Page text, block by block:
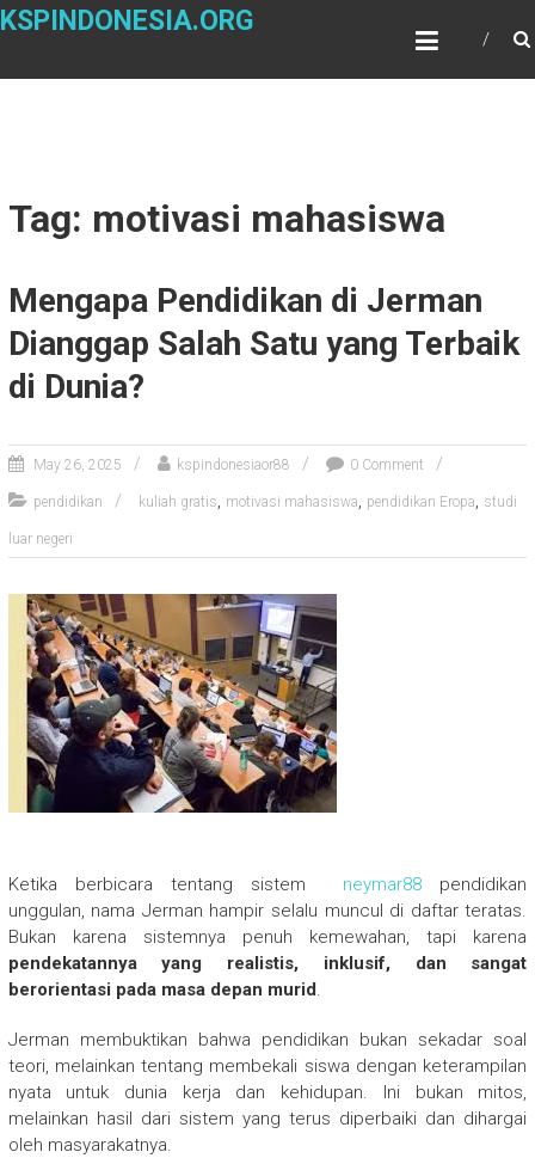
Skip
KSPINDONESIA.ORG
Tag: motivasi mahasiswa
Mengapa Pendidikan di Jerman
Dianggap Salah Satu yang Terbaik
di Dunia?
May 26, 2025 kspindonesiaor88 0 Comment
pendidikan kuliah gratis, motivasi mahasiswa, pendidikan Eropa, studi
luar negeri
Ketika berbicara tentang sistem neymar88 pendidikan
unggulan, nama Jerman hampir selalu muncul di daftar teratas.
Bukan karena sistemnya penuh kemewahan, tapi karena
pendekatannya yang realistis, inklusif, dan sangat
berorientasi pada masa depan murid.
Jerman membuktikan bahwa pendidikan bukan sekadar soal
teori, melainkan tentang membekali siswa dengan keterampilan
nyata untuk dunia kerja dan kehidupan. Ini bukan mitos,
melainkan hasil dari sistem yang terus diperbaiki dan dihargai
oleh masyarakatnya.